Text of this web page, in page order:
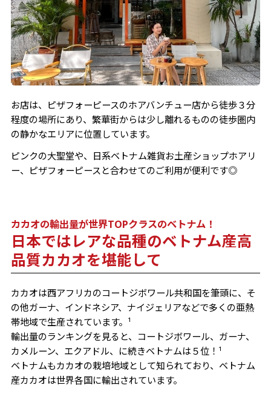
お店は、ピザフォーピースのホアバンチュー店から徒歩３分
程度の場所にあり、繁華街からは少し離れるものの徒歩圏内
の静かなエリアに位置しています。
ピンクの大聖堂や、日系ベトナム雑貨お土産ショップホアリ
ー、ピザフォーピースと合わせてのご利用が便利です◎
カカオの輸出量が世界TOPクラスのベトナム！
日本ではレアな品種のベトナム産高
品質カカオを堪能して
カカオは西アフリカのコートジボワール共和国を筆頭に、そ
の他ガーナ、インドネシア、ナイジェリアなどで多くの亜熱
帯地域で生産されています。¹
輸出量のランキングを見ると、コートジボワール、ガーナ、
カメルーン、エクアドル、に続きベトナムは５位！¹
ベトナムもカカオの栽培地域として知られており、ベトナム
産カカオは世界各国に輸出されています。